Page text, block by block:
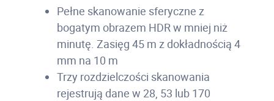
Pełne skanowanie sferyczne z
bogatym obrazem HDR w mniej niż
minutę. Zasięg 45 m z dokładnością 4
mm na 10 m
Trzy rozdzielczości skanowania
rejestrują dane w 28, 53 lub 170